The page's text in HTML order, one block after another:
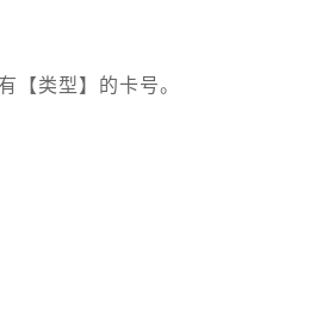
类型】的卡号。